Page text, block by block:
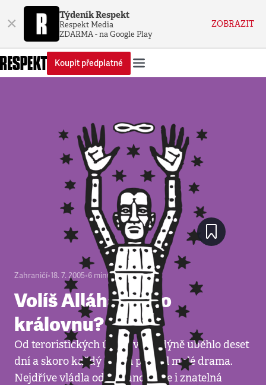
× Týdeník Respekt
Respekt Media
ZDARMA - na Google Play
ZOBRAZIT
Koupit předplatné
Zahraničí•18. 7. 2005•6 minut
Volíš Alláha, nebo
královnu?
Od teroristických útoků v Londýně uběhlo deset
dní a skoro každý z nich přinesl malé drama.
Nejdříve vládla odhodlanost, ale i znatelná